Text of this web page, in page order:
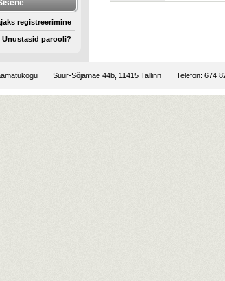
registreerimine
Unustasid parooli?
Suur-Sõjamäe 44b, 11415 Tallinn Telefon: 674